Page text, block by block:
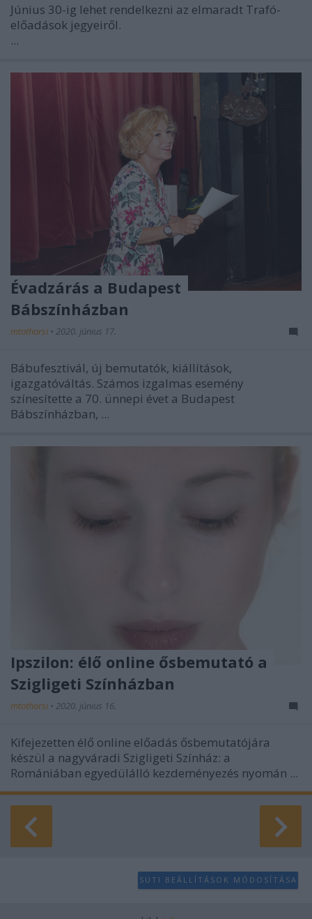
Június 30-ig lehet rendelkezni az elmaradt Trafó-
előadások jegyeiről.
...
Évadzárás a Budapest
Bábszínházban
mtothorsi • 2020. június 17.
Bábufesztivál, új bemutatók, kiállítások,
igazgatóváltás. Számos izgalmas esemény
színesítette a 70. ünnepi évet a Budapest
Bábszínházban, ...
Ipszilon: élő online ősbemutató a
Szigligeti Színházban
mtothorsi • 2020. június 16.
Kifejezetten élő online előadás ősbemutatójára
készül a nagyváradi Szigligeti Színház: a
Romániában egyedülálló kezdeményezés nyomán ...
SÜTI BEÁLLÍTÁSOK MÓDOSÍTÁSA